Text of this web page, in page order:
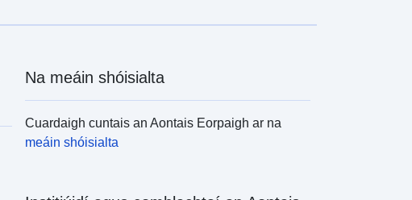
Na meáin shóisialta
Cuardaigh cuntais an Aontais Eorpaigh ar na
meáin shóisialta